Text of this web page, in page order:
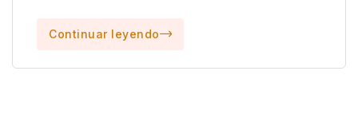
Continuar leyendo